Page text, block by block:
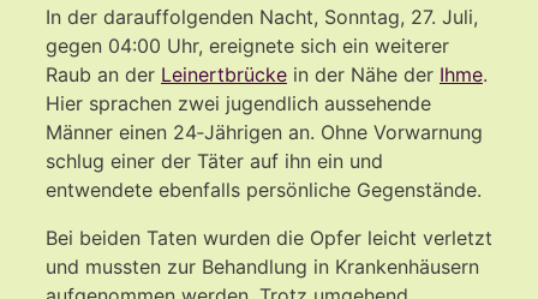
In der darauffolgenden Nacht, Sonntag, 27. Juli,
gegen 04:00 Uhr, ereignete sich ein weiterer
Raub an der Leinertbrücke in der Nähe der Ihme.
Hier sprachen zwei jugendlich aussehende
Männer einen 24‑Jährigen an. Ohne Vorwarnung
schlug einer der Täter auf ihn ein und
entwendete ebenfalls persönliche Gegenstände.
Bei beiden Taten wurden die Opfer leicht verletzt
und mussten zur Behandlung in Krankenhäusern